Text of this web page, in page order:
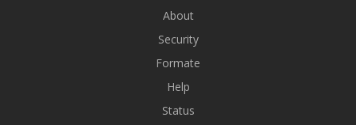
About
Security
Formate
Help
Status